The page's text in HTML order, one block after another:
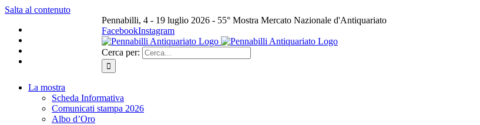
Salta al contenuto
Pennabilli, 4 - 19 luglio 2026 - 55° Mostra Mercato Nazionale d'Antiquariato
FacebookInstagram
Cerca per:
La mostra
Scheda Informativa
Comunicati stampa 2026
Albo d’Oro